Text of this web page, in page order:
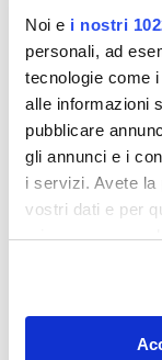
Noi e i nostri
personali, ad
tecnologie come
alle informazioni
pubblicare
gli annunci e i
i servizi. Avete
vostri dati e per
privacy sono
modificare o
momento dalla
sull'icona di
Tour della
Tunisia 5-8